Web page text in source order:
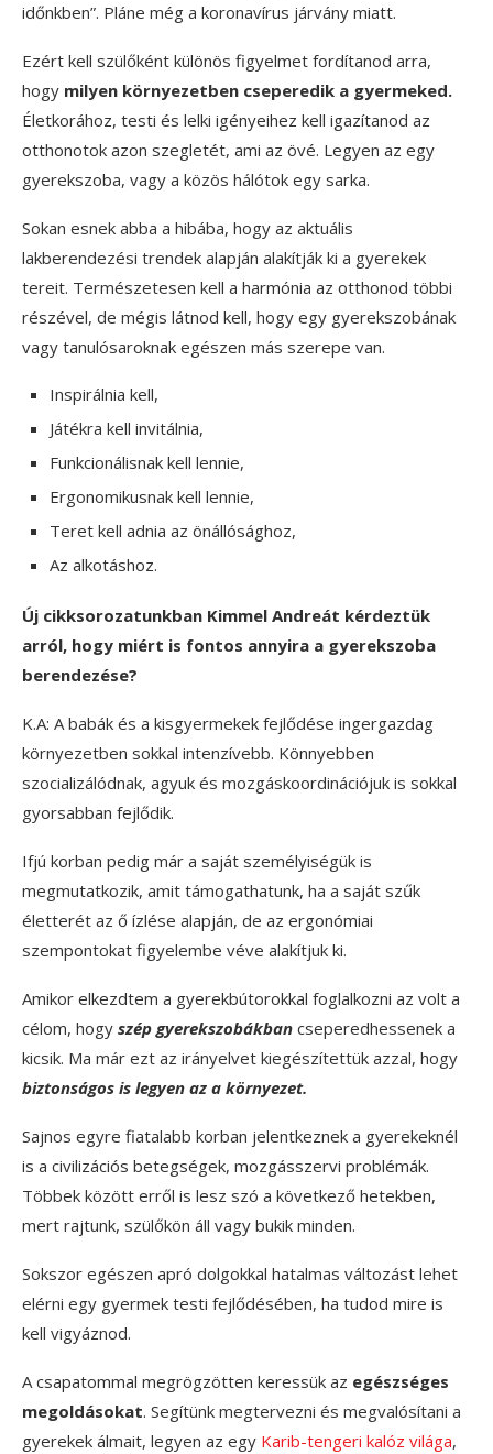
időnkben”. Pláne még a koronavírus járvány miatt.
Ezért kell szülőként különös figyelmet fordítanod arra,
hogy milyen környezetben cseperedik a gyermeked.
Életkorához, testi és lelki igényeihez kell igazítanod az
otthonotok azon szegletét, ami az övé. Legyen az egy
gyerekszoba, vagy a közös hálótok egy sarka.
Sokan esnek abba a hibába, hogy az aktuális
lakberendezési trendek alapján alakítják ki a gyerekek
tereit. Természetesen kell a harmónia az otthonod többi
részével, de mégis látnod kell, hogy egy gyerekszobának
vagy tanulósaroknak egészen más szerepe van.
Inspirálnia kell,
Játékra kell invitálnia,
Funkcionálisnak kell lennie,
Ergonomikusnak kell lennie,
Teret kell adnia az önállósághoz,
Az alkotáshoz.
Új cikksorozatunkban Kimmel Andreát kérdeztük
arról, hogy miért is fontos annyira a gyerekszoba
berendezése?
K.A: A babák és a kisgyermekek fejlődése ingergazdag
környezetben sokkal intenzívebb. Könnyebben
szocializálódnak, agyuk és mozgáskoordinációjuk is sokkal
gyorsabban fejlődik.
Ifjú korban pedig már a saját személyiségük is
megmutatkozik, amit támogathatunk, ha a saját szűk
életterét az ő ízlése alapján, de az ergonómiai
szempontokat figyelembe véve alakítjuk ki.
Amikor elkezdtem a gyerekbútorokkal foglalkozni az volt a
célom, hogy szép gyerekszobákban cseperedhessenek a
kicsik. Ma már ezt az irányelvet kiegészítettük azzal, hogy
biztonságos is legyen az a környezet.
Sajnos egyre fiatalabb korban jelentkeznek a gyerekeknél
is a civilizációs betegségek, mozgásszervi problémák.
Többek között erről is lesz szó a következő hetekben,
mert rajtunk, szülőkön áll vagy bukik minden.
Sokszor egészen apró dolgokkal hatalmas változást lehet
elérni egy gyermek testi fejlődésében, ha tudod mire is
kell vigyáznod.
A csapatommal megrögzötten keressük az egészséges
megoldásokat. Segítünk megtervezni és megvalósítani a
gyerekek álmait, legyen az egy Karib-tengeri kalóz világa,